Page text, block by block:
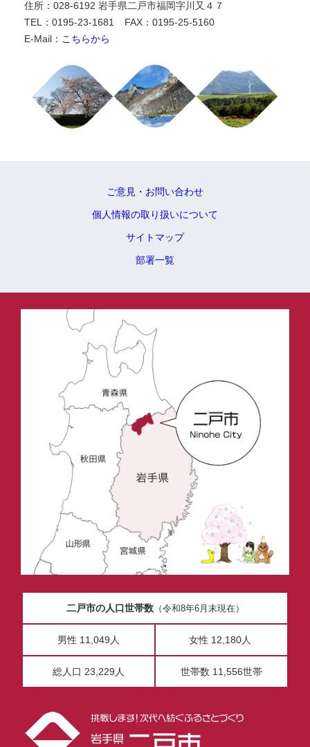
住所：028-6192 岩手県二戸市福岡字川又４７
TEL：0195-23-1681
FAX：0195-25-5160
E-Mail： こちらから
ご意見・お問い合わせ
個人情報の取り扱いについて
サイトマップ
部署一覧
二戸市の人口世帯数（令和8年6月末現在）
男性 11,049人 女性 12,180人
総人口 23,229人 世帯数 11,556世帯